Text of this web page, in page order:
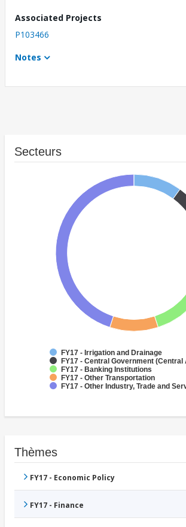
Associated Projects
P103466
Notes
Secteurs
FY17 - Irrigation and Drainage
FY17 - Central Government (Central
FY17 - Banking Institutions
FY17 - Other Transportation
FY17 - Other Industry, Trade and
Thèmes
FY17 - Economic Policy
FY17 - Finance